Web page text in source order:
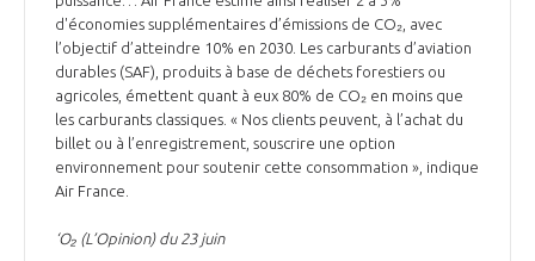
d'économies supplémentaires d’émissions de CO₂, avec
l’objectif d’atteindre 10% en 2030. Les carburants d’aviation
durables (SAF), produits à base de déchets forestiers ou
agricoles, émettent quant à eux 80% de CO₂ en moins que
les carburants classiques. « Nos clients peuvent, à l’achat du
billet ou à l’enregistrement, souscrire une option
environnement pour soutenir cette consommation », indique
Air France.
‘O₂ (L’Opinion) du 23 juin